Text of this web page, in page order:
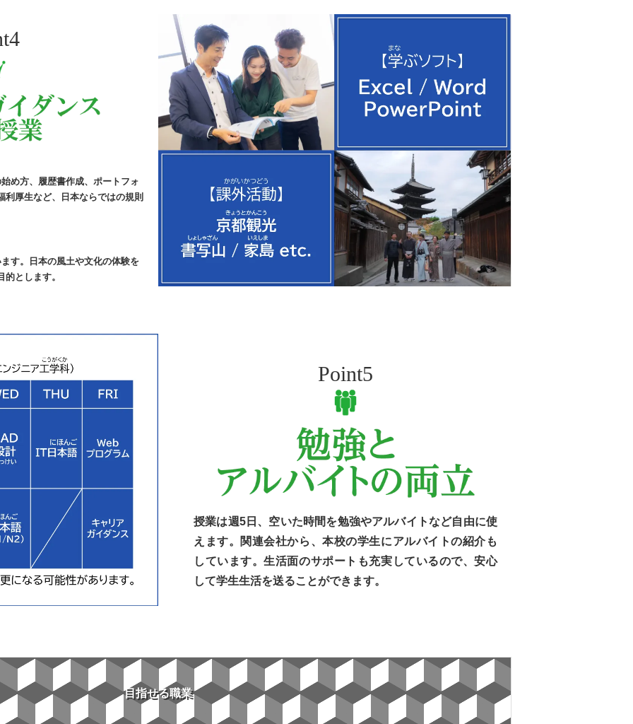
め方、履歴書作成、ポートフォ
厚生など、日本ならではの規則
す。日本の風土や文化の体験を
とします。
Point5
授業は週5日、空いた時間を勉強やアルバイトなど自由に使
えます。関連会社から、本校の学生にアルバイトの紹介も
しています。生活面のサポートも充実しているので、安心
して学生生活を送ることができます。
目指せる職業